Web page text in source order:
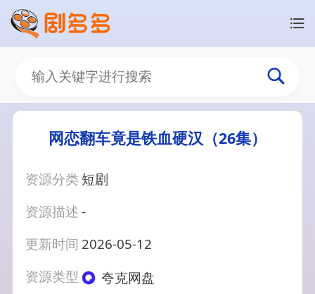
网恋翻车竟是铁血硬汉（26集）
资源分类 短剧
资源描述-
更新时间 2026-05-12
资源类型
夸克网盘